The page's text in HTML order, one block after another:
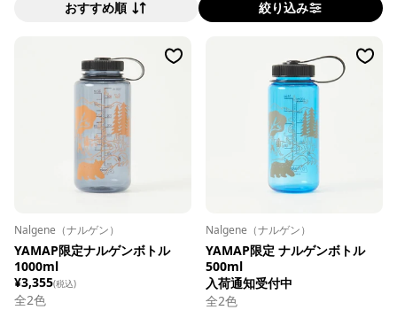
おすすめ順 絞り込み
Nalgene（ナルゲン）
YAMAP限定ナルゲンボトル
1000ml
¥3,355(税込)
全2色
Nalgene（ナルゲン）
YAMAP限定 ナルゲンボトル
500ml
入荷通知受付中
全2色